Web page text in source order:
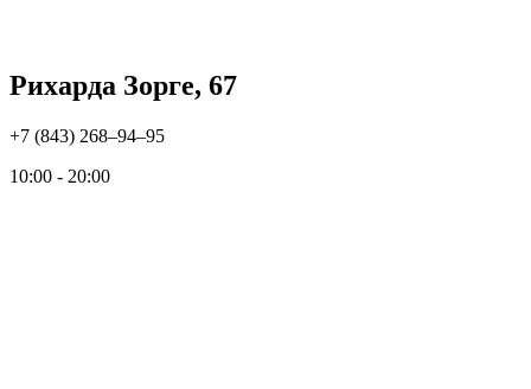
Рихарда Зорге, 67
+7 (843) 268‒94‒95
10:00 - 20:00